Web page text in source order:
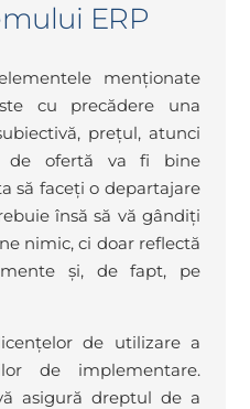
ERP
menționate
cu precădere una
prețul, atunci
de ofertă va fi bine
să faceți o departajare
însă să vă gândiți
nimic, ci doar reflectă
și, de fapt, pe
de utilizare a
de implementare.
asigură dreptul de a